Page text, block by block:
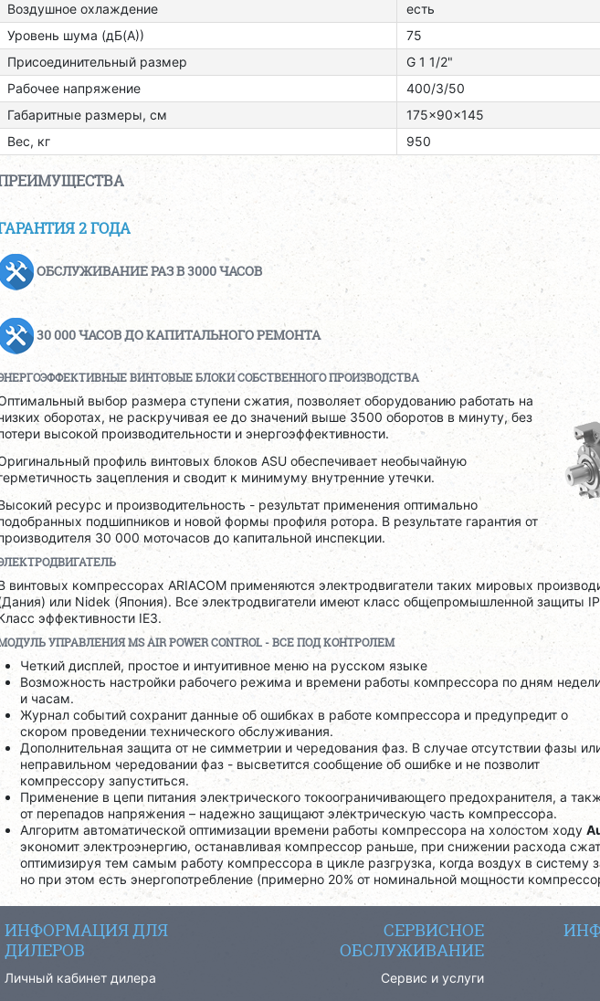
Воздушное охлаждение
есть
Уровень шума (дБ(А))
75
Присоединительный размер
G 1 1/2"
Рабочее напряжение
400/3/50
Габаритные размеры, см
175x90x145
Вес, кг
950
2 ГОДА
ОБСЛУЖИВАНИЕ РАЗ В 3000 ЧАСОВ
30 000 ЧАСОВ ДО КАПИТАЛЬНОГО РЕМОНТА
ВИНТОВЫЕ БЛОКИ СОБСТВЕННОГО ПРОИЗВОДСТВА
выбор размера ступени сжатия, позволяет оборудованию работать на
оборотах, не раскручивая ее до значений выше 3500 оборотов в минуту, без
высокой производительности и энергоэффективности.
профиль винтовых блоков ASU обеспечивает необычайную
зацепления и сводит к минимуму внутренние утечки.
ресурс и производительность - результат применения оптимально
подшипников и новой формы профиля ротора. В результате гарантия от
30 000 моточасов до капитальной инспекции.
винтовых компрессорах ARIACOM применяются электродвигатели таких мировых
или Nidek (Япония). Все электродвигатели имеют класс общепромышленной защиты
эффективности IE3.
УПРАВЛЕНИЯMSAIRPOWERCONTROL - ВСЕ ПОД КОНТРОЛЕМ
Четкий дисплей, простое и интуитивное меню на русском языке
Возможность настройки рабочего режима и времени работы компрессора по дням
и часам.
Журнал событий сохранит данные об ошибках в работе компрессора и предупредит о
скором проведении технического обслуживания.
Дополнительная защита от не симметрии и чередования фаз. В случае отсутствии фазы
неправильном чередовании фаз - высветится сообщение об ошибке и не позволит
компрессору запуститься.
Применение в цепи питания электрического токоограничивающего предохранителя, а
от перепадов напряжения – надежно защищают электрическую часть компрессора.
Алгоритм автоматической оптимизации времени работы компрессора на холостом ходу
экономит электроэнергию, останавливая компрессор раньше, при снижении расхода
оптимизируя тем самым работу компрессора в цикле разгрузка, когда воздух в систему
но при этом есть энергопотребление (примерно 20% от номинальной мощности
ИНФОРМАЦИЯ ДЛЯ
ДИЛЕРОВ
Личный кабинет дилера
СЕРВИСНОЕ
ОБСЛУЖИВАНИЕ
Сервис и услуги